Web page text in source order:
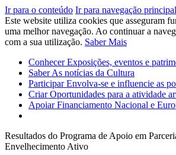
Ir para o conteúdo Ir para navegação principal
Este website utiliza cookies que asseguram
uma melhor navegação. Ao continuar a
com a sua utilização. Saber Mais
ConhecerExposições, eventos e
SaberAs notícias da Cultura
ParticiparEnvolva-se e influencie as
CriarOportunidades para a atividade
ApoiarFinanciamento Nacional e
Resultados do Programa de Apoio em
Envelhecimento Ativo